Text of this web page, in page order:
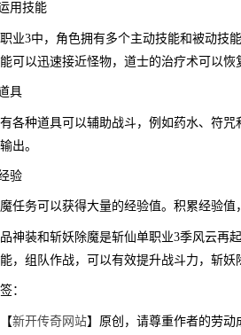
用技能
业3中，角色拥有多个主动技能和被动技
可以迅速接近怪物，道士的治疗术可以恢
具
各种道具可以辅助战斗，例如药水、符
出。
验
任务可以获得大量的经验值。积累经验值
神装和斩妖除魔是斩仙单职业3季风云再
，组队作战，可以有效提升战斗力，斩妖
：
新开传奇网站】原创，请尊重作者的劳动